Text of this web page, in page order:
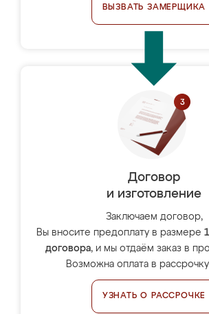
ВЫЗВАТЬ ЗАМЕРЩИКА
Договор
и изготовление
Заключаем договор,
Вы вносите предоплату в размере
договора, и мы отдаём заказ в
Возможна оплата в
УЗНАТЬ О РАССРОЧКЕ